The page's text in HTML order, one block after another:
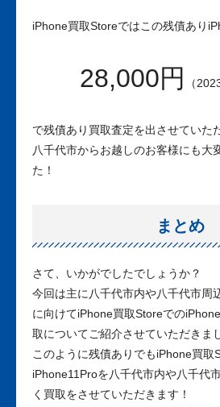
iPhone買取Storeではこの残債あり
28,000円 （
で残債あり買取査定を出させていた
八千代市からお越しのお客様にも大
た！
まとめ
さて、いかがでしたでしょうか？
今回は主に八千代市内や八千代市周
に向けてiPhone買取Storeでの
取についてご紹介させていただきま
このように残債ありでもiPhone買取
iPhone11Proを八千代市内や八千代
く買取をさせていただきます！